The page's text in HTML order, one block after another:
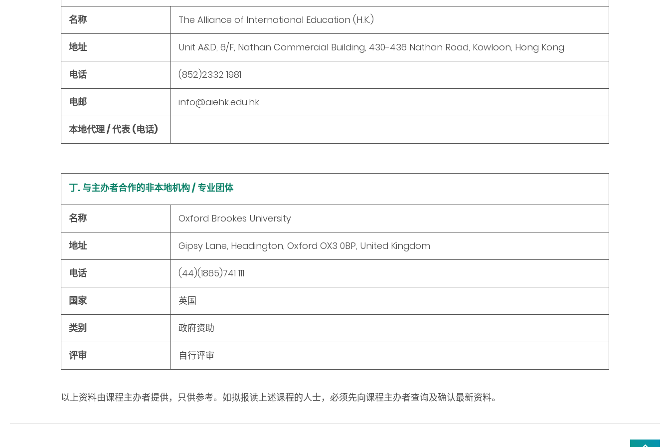
名称 The Alliance of International Education (H.K.)
地址 Unit A&D, 6/F, Nathan Commercial Building, 430-436 Nathan Road, Kowloon, Hong Kong
电话 (852)2332 1981
电邮 info@aiehk.edu.hk
本地代理 / 代表 (电话)
丁. 与主办者合作的非本地机构 / 专业团体
名称 Oxford Brookes University
地址 Gipsy Lane, Headington, Oxford OX3 0BP, United Kingdom
电话 (44)(1865)741 111
国家 英国
类别 政府资助
评审 自行评审
以上资料由课程主办者提供，只供参考。如拟报读上述课程的人士，必须先向课程主办者查询及确认最新资料。